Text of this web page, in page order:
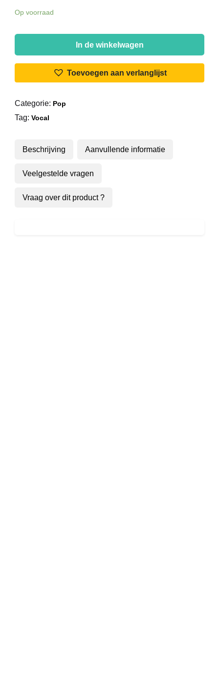
Op voorraad
Barry
-
Gone
In de winkelwagen
Toevoegen aan verlanglijst
Categorie: Pop
Tag: Vocal
Beschrijving Aanvullende informatie
Veelgestelde vragen
Vraag over dit product ?